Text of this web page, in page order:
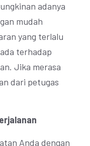
adanya
mudah
yang terlalu
terhadap
Jika merasa
dari petugas
Anda dengan